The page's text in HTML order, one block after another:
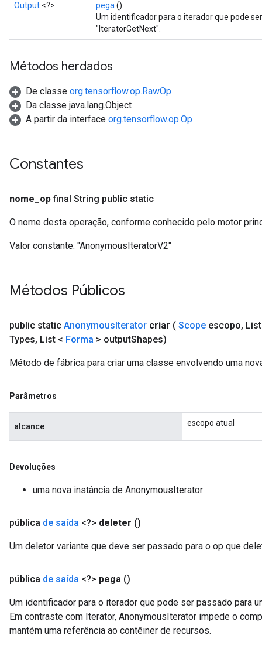
Output <?> pega ()
Um identificador para o iterador que pode
"IteratorGetNext".
Métodos herdados
De classe org.tensorflow.op.RawOp
Da classe java.lang.Object
A partir da interface org.tensorflow.op.Op
Constantes
nome op final String public static
O nome desta operação, conforme conhecido pelo motor
Valor constante: "AnonymousIteratorV2"
Métodos Públicos
public static AnonymousIterator criar ( Scope escopo,
Types, List < Forma > outputShapes)
Método de fábrica para criar uma classe envolvendo uma
Parâmetros
alcance escopo atual
Devoluções
uma nova instância de AnonymousIterator
pública de saída <?> deleter ()
Um deletor variante que deve ser passado para o op que
pública de saída <?> pega ()
Um identificador para o iterador que pode ser passado para
Em contraste com Iterator, AnonymousIterator impede o
mantém uma referência ao contêiner de recursos.